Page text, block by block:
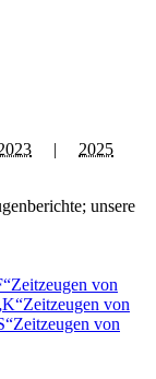
| 2025
unsere
Zeitzeugen von
K Zeitzeugen von
Zeitzeugen von